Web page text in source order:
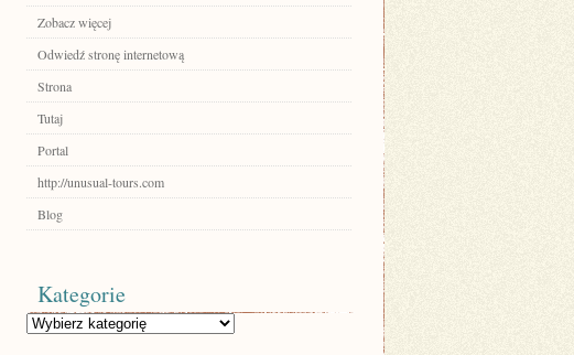
Zobacz więcej
Odwiedź stronę internetową
Strona
Tutaj
Portal
http://unusual-tours.com
Blog
Kategorie
Kategorie